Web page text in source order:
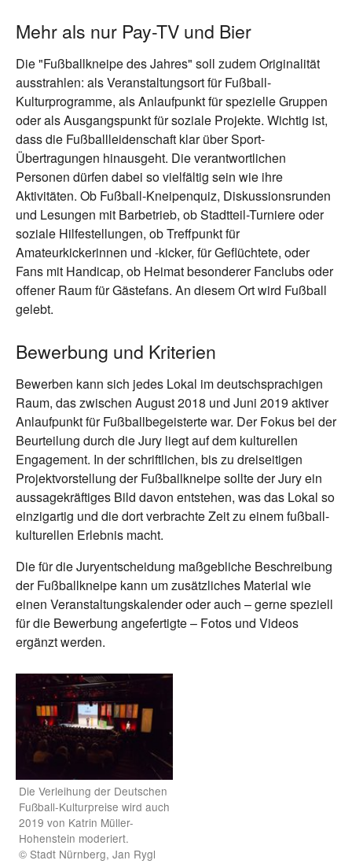
Mehr als nur Pay-TV und Bier
Die "Fußballkneipe des Jahres" soll zudem Originalität
ausstrahlen: als Veranstaltungsort für Fußball-
Kulturprogramme, als Anlaufpunkt für spezielle Gruppen
oder als Ausgangspunkt für soziale Projekte. Wichtig ist,
dass die Fußballleidenschaft klar über Sport-
Übertragungen hinausgeht. Die verantwortlichen
Personen dürfen dabei so vielfältig sein wie ihre
Aktivitäten. Ob Fußball-Kneipenquiz, Diskussionsrunden
und Lesungen mit Barbetrieb, ob Stadtteil-Turniere oder
soziale Hilfestellungen, ob Treffpunkt für
Amateurkickerinnen und -kicker, für Geflüchtete, oder
Fans mit Handicap, ob Heimat besonderer Fanclubs oder
offener Raum für Gästefans. An diesem Ort wird Fußball
gelebt.
Bewerbung und Kriterien
Bewerben kann sich jedes Lokal im deutschsprachigen
Raum, das zwischen August 2018 und Juni 2019 aktiver
Anlaufpunkt für Fußballbegeisterte war. Der Fokus bei der
Beurteilung durch die Jury liegt auf dem kulturellen
Engagement. In der schriftlichen, bis zu dreiseitigen
Projektvorstellung der Fußballkneipe sollte der Jury ein
aussagekräftiges Bild davon entstehen, was das Lokal so
einzigartig und die dort verbrachte Zeit zu einem fußball-
kulturellen Erlebnis macht.
Die für die Juryentscheidung maßgebliche Beschreibung
der Fußballkneipe kann um zusätzliches Material wie
einen Veranstaltungskalender oder auch – gerne speziell
für die Bewerbung angefertigte – Fotos und Videos
ergänzt werden.
Die Verleihung der Deutschen
Fußball-Kulturpreise wird auch
2019 von Katrin Müller-
Hohenstein moderiert.
© Stadt Nürnberg, Jan Rygl